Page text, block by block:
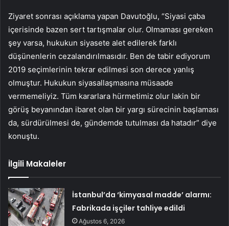
Ziyaret sonrası açıklama yapan Davutoğlu, “Siyasi çaba
içerisinde bazen sert tartışmalar olur. Olmaması gereken
şey varsa, hukukun siyasete alet edilerek farklı
düşünenlerin cezalandırılmasıdır. Ben de tabir ediyorum
2019 seçimlerinin tekrar edilmesi son derece yanlış
olmuştur. Hukukun siyasallaşmasına müsaade
vermemeliyiz. Tüm kararlara hürmetimiz olur lakin bir
görüş beyanından ibaret olan bir yargı sürecinin başlaması
da, sürdürülmesi de, gündemde tutulması da hatadır” diye
konuştu.
İlgili Makaleler
İstanbul’da ‘kimyasal madde’ alarmı:
Fabrikada işçiler tahliye edildi
Ağustos 6, 2026